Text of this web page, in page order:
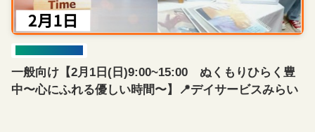
一般向け【2月1日(日)9:00~15:00 ぬくもりひらく豊
中〜心にふれる優しい時間〜】📍デイサービスみらい